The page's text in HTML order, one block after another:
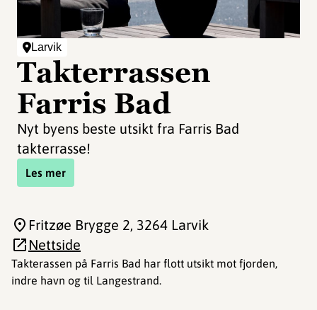
Larvik
Takterrassen
Farris Bad
Nyt byens beste utsikt fra Farris Bad
takterrasse!
Les mer
Takterassen på Farris Bad har flott utsikt mot fjorden,
indre havn og til Langestrand.
Fritzøe Brygge 2, 3264 Larvik
Nettside